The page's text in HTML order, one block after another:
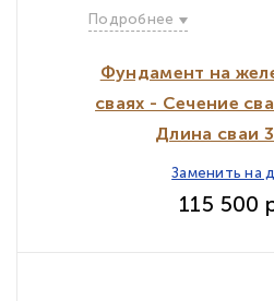
Подробнее
Фундамент на
сваях - Сечение
Длина сваи
Заменить на
115 500